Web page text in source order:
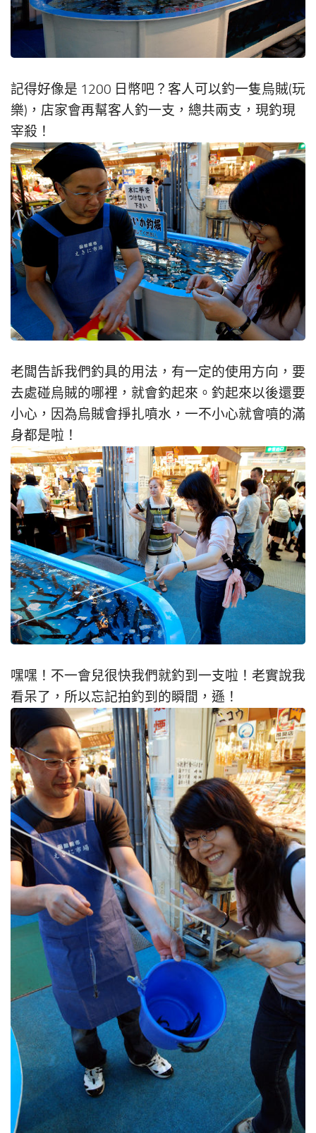
記得好像是 1200 日幣吧？客人可以釣一隻烏賊(玩
樂)，店家會再幫客人釣一支，總共兩支，現釣現
宰殺！
老闆告訴我們釣具的用法，有一定的使用方向，要
去處碰烏賊的哪裡，就會釣起來。釣起來以後還要
小心，因為烏賊會掙扎噴水，一不小心就會噴的滿
身都是啦！
嘿嘿！不一會兒很快我們就釣到一支啦！老實說我
看呆了，所以忘記拍釣到的瞬間，遜！